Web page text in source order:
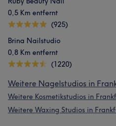
0,5 Km entfernt
(925)
Brina Nailstudio
0,8 Km entfernt
(1220)
Weitere Nagelstudios in
Weitere Kosmetikstudios in
Weitere Waxing Studios in